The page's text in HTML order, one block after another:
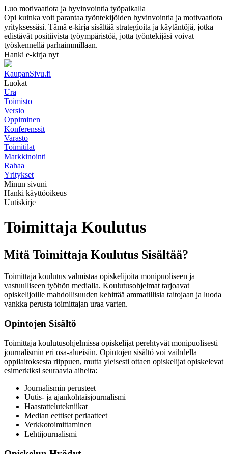
Luo motivaatiota ja hyvinvointia työpaikalla
Opi kuinka voit parantaa työntekijöiden hyvinvointia ja motivaatiota
yrityksessäsi. Tämä e-kirja sisältää strategioita ja käytäntöjä, jotka
edistävät positiivista työympäristöä, jotta työntekijäsi voivat
työskennellä parhaimmillaan.
Hanki e-kirja nyt
KaupanSivu.fi
Luokat
Ura
Toimisto
Versio
Oppiminen
Konferenssit
Varasto
Toimitilat
Markkinointi
Rahaa
Yritykset
Minun sivuni
Hanki käyttöoikeus
Uutiskirje
Toimittaja Koulutus
Mitä Toimittaja Koulutus Sisältää?
Toimittaja koulutus valmistaa opiskelijoita monipuoliseen ja
vastuulliseen työhön medialla. Koulutusohjelmat tarjoavat
opiskelijoille mahdollisuuden kehittää ammatillisia taitojaan ja luoda
vankka perusta toimittajan uraa varten.
Opintojen Sisältö
Toimittaja koulutusohjelmissa opiskelijat perehtyvät monipuolisesti
journalismin eri osa-alueisiin. Opintojen sisältö voi vaihdella
oppilaitoksesta riippuen, mutta yleisesti ottaen opiskelijat opiskelevat
esimerkiksi seuraavia aiheita:
Journalismin perusteet
Uutis- ja ajankohtaisjournalismi
Haastattelutekniikat
Median eettiset periaatteet
Verkkotoimittaminen
Lehtijournalismi